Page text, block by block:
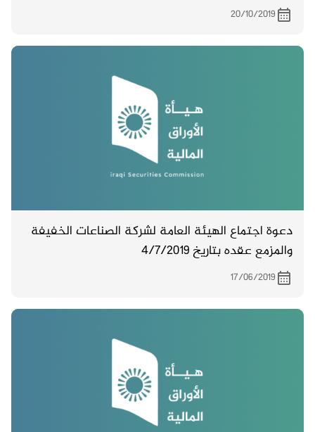
20/10/2019
دعوة اجتماع الهيئة العامة لشركة الصناعات الخفيفة
والمزمع عقده بتاريخ 4/7/2019
17/06/2019